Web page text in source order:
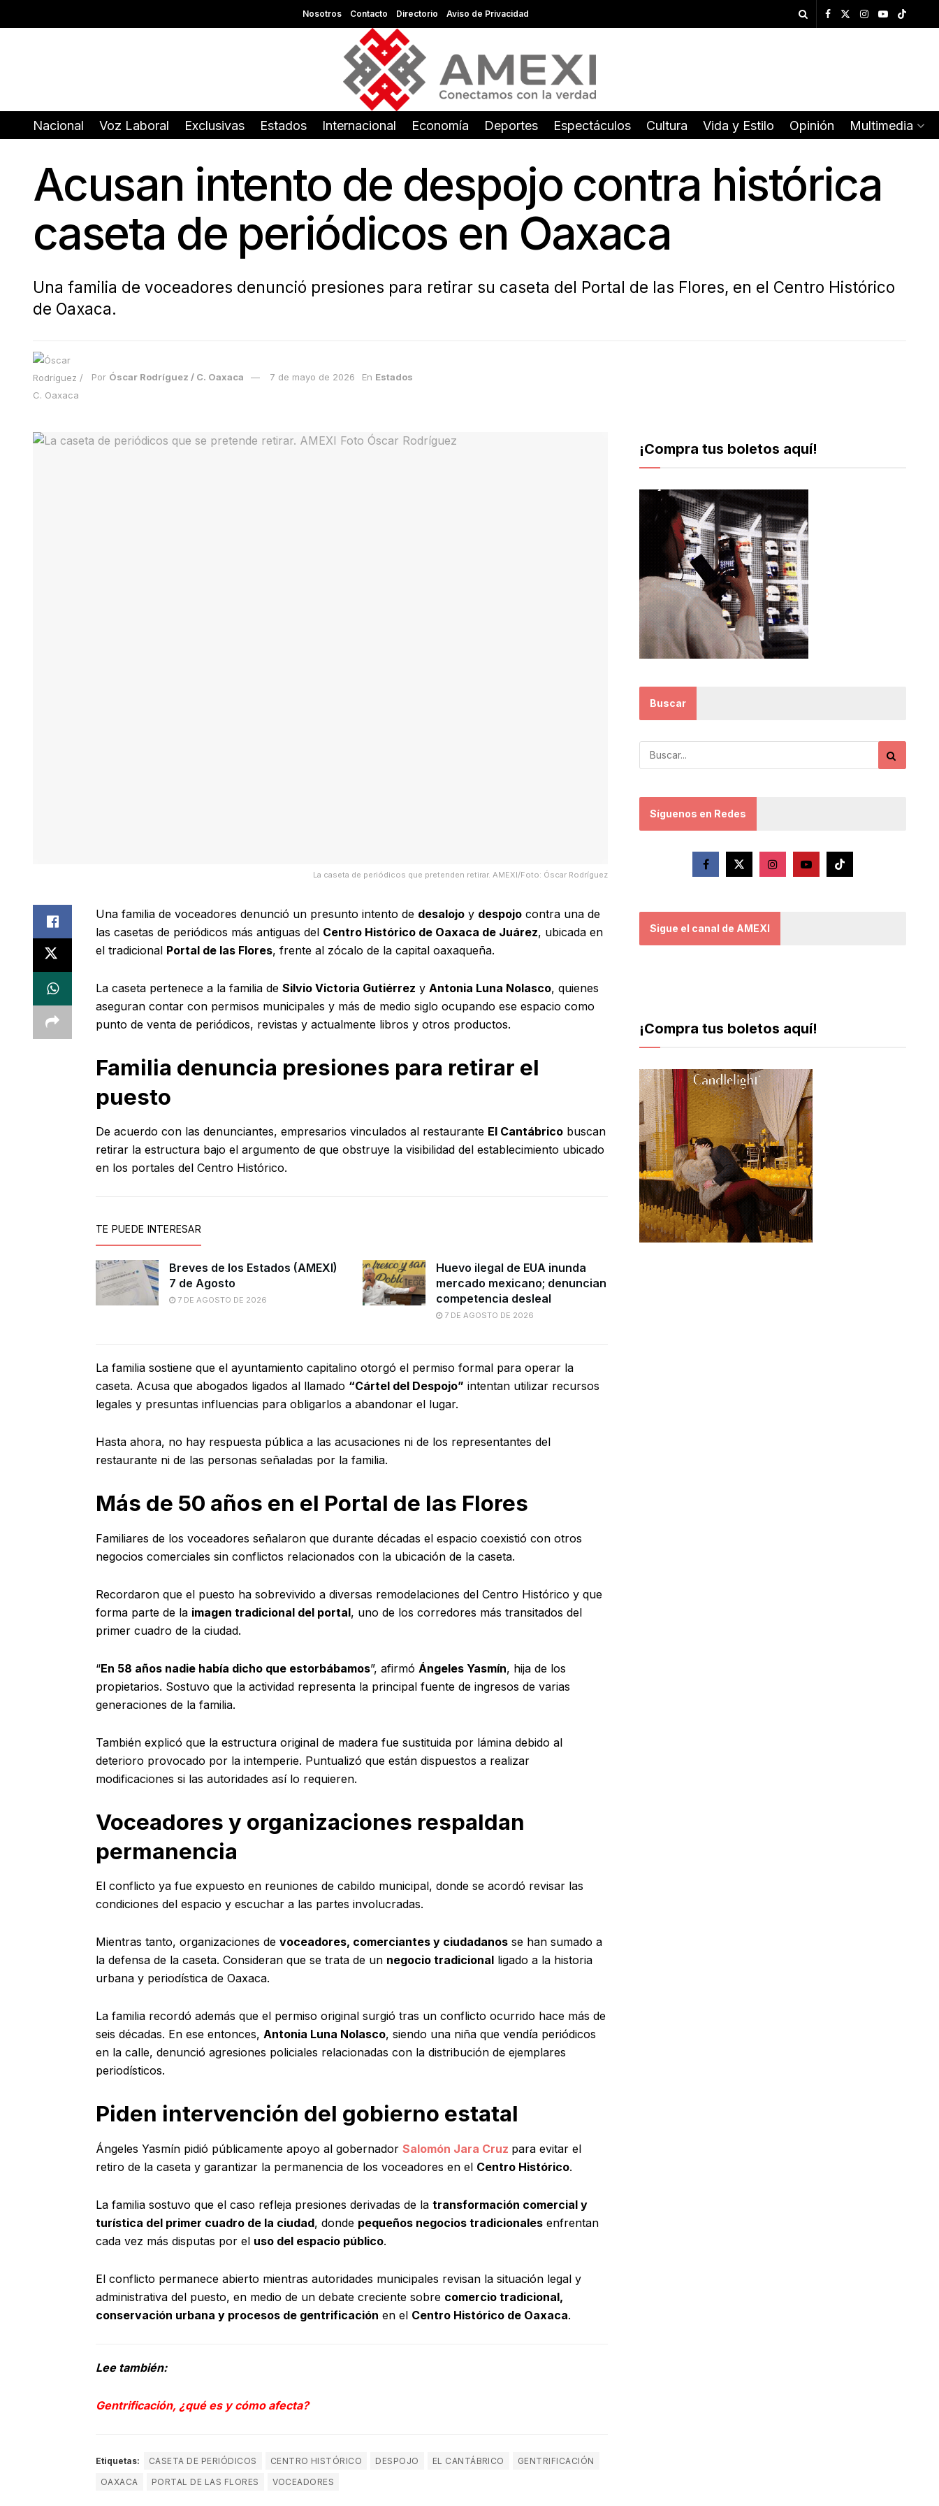
Nosotros Contacto Directorio Aviso de Privacidad
Nacional Voz Laboral Exclusivas Estados Internacional Economía Deportes Espectáculos Cultura Vida y Estilo Opinión Multimedia
Acusan intento de despojo contra histórica
caseta de periódicos en Oaxaca
Una familia de voceadores denunció presiones para retirar su caseta del Portal de las Flores, en el Centro Histórico
de Oaxaca.
Por Óscar Rodríguez / C. Oaxaca 7 de mayo de 2026 En Estados
La caseta de periódicos que pretenden retirar. AMEXI/Foto: Óscar Rodríguez
Una familia de voceadores denunció un presunto intento de desalojo y despojo contra una de
las casetas de periódicos más antiguas del Centro Histórico de Oaxaca de Juárez, ubicada en
el tradicional Portal de las Flores, frente al zócalo de la capital oaxaqueña.
La caseta pertenece a la familia de Silvio Victoria Gutiérrez y Antonia Luna Nolasco, quienes
aseguran contar con permisos municipales y más de medio siglo ocupando ese espacio como
punto de venta de periódicos, revistas y actualmente libros y otros productos.
Familia denuncia presiones para retirar el
puesto
De acuerdo con las denunciantes, empresarios vinculados al restaurante El Cantábrico buscan
retirar la estructura bajo el argumento de que obstruye la visibilidad del establecimiento ubicado
en los portales del Centro Histórico.
TE PUEDE INTERESAR
Breves de los Estados (AMEXI)
7 de Agosto
7 DE AGOSTO DE 2026
Huevo ilegal de EUA inunda
mercado mexicano; denuncian
competencia desleal
7 DE AGOSTO DE 2026
La familia sostiene que el ayuntamiento capitalino otorgó el permiso formal para operar la
caseta. Acusa que abogados ligados al llamado “Cártel del Despojo” intentan utilizar recursos
legales y presuntas influencias para obligarlos a abandonar el lugar.
Hasta ahora, no hay respuesta pública a las acusaciones ni de los representantes del
restaurante ni de las personas señaladas por la familia.
Más de 50 años en el Portal de las Flores
Familiares de los voceadores señalaron que durante décadas el espacio coexistió con otros
negocios comerciales sin conflictos relacionados con la ubicación de la caseta.
Recordaron que el puesto ha sobrevivido a diversas remodelaciones del Centro Histórico y que
forma parte de la imagen tradicional del portal, uno de los corredores más transitados del
primer cuadro de la ciudad.
“En 58 años nadie había dicho que estorbábamos”, afirmó Ángeles Yasmín, hija de los
propietarios. Sostuvo que la actividad representa la principal fuente de ingresos de varias
generaciones de la familia.
También explicó que la estructura original de madera fue sustituida por lámina debido al
deterioro provocado por la intemperie. Puntualizó que están dispuestos a realizar
modificaciones si las autoridades así lo requieren.
Voceadores y organizaciones respaldan
permanencia
El conflicto ya fue expuesto en reuniones de cabildo municipal, donde se acordó revisar las
condiciones del espacio y escuchar a las partes involucradas.
Mientras tanto, organizaciones de voceadores, comerciantes y ciudadanos se han sumado a
la defensa de la caseta. Consideran que se trata de un negocio tradicional ligado a la historia
urbana y periodística de Oaxaca.
La familia recordó además que el permiso original surgió tras un conflicto ocurrido hace más de
seis décadas. En ese entonces, Antonia Luna Nolasco, siendo una niña que vendía periódicos
en la calle, denunció agresiones policiales relacionadas con la distribución de ejemplares
periodísticos.
Piden intervención del gobierno estatal
Ángeles Yasmín pidió públicamente apoyo al gobernador Salomón Jara Cruz para evitar el
retiro de la caseta y garantizar la permanencia de los voceadores en el Centro Histórico.
La familia sostuvo que el caso refleja presiones derivadas de la transformación comercial y
turística del primer cuadro de la ciudad, donde pequeños negocios tradicionales enfrentan
cada vez más disputas por el uso del espacio público.
El conflicto permanece abierto mientras autoridades municipales revisan la situación legal y
administrativa del puesto, en medio de un debate creciente sobre comercio tradicional,
conservación urbana y procesos de gentrificación en el Centro Histórico de Oaxaca.
Lee también:
Gentrificación, ¿qué es y cómo afecta?
Etiquetas: CASETA DE PERIÓDICOS CENTRO HISTÓRICO DESPOJO EL CANTÁBRICO
GENTRIFICACIÓN
OAXACA
PORTAL DE LAS FLORES VOCEADORES
¡Compra tus boletos aquí!
Buscar
Síguenos en Redes
Sigue el canal de AMEXI
¡Compra tus boletos aquí!